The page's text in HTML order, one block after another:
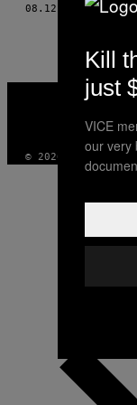
THIS
08.12.15 ΚΕΊΜΕΝΟ
VICE
© 2026 VICE
Kill
just
VICE
our very